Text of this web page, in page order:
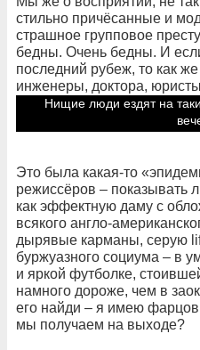
стильно причёсанные и
страшное групповое
бедны. Очень бедны. И
последний рубеж, то как
инженеры, доктора,
чиновники министерств и
Нищие люди ездят на
Это была какая-то
режиссёров – показывать
как эффектную даму с
всякого англо-
дырявые карманы, серую
буржуазного социума – в
и яркой футболке,
намного дороже, чем в
его найди – я имею
мы получаем на выходе?